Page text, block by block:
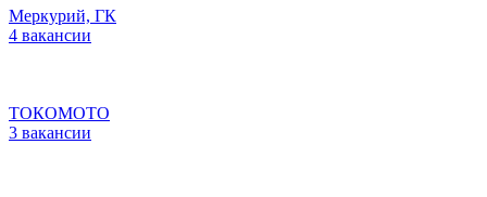
Меркурий, ГК
4 вакансии
ТОКОМОТО
3 вакансии